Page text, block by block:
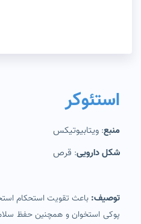
استئوکر
منبع: ویتابیوتیکس
شکل دارویی: قرص
توصیف: باعث تقویت استحکام
پوکی استخوان و همچنین حفظ